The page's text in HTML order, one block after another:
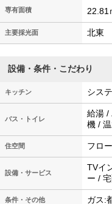
専有面積 22.81
主要採光面 北東
設備・条件・こだわり
キッチン シス
バス・トイレ
給湯 /
機 /
住空間 フロ
設備・サービス
TVイ
ー /
条件・その他 ガス: